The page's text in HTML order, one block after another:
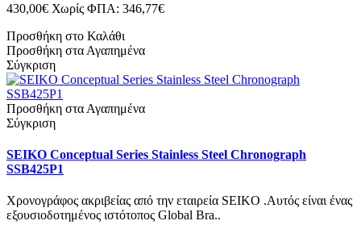
430,00€ Χωρίς ΦΠΑ: 346,77€
Προσθήκη στο Καλάθι
Προσθήκη στα Αγαπημένα
Σύγκριση
Προσθήκη στα Αγαπημένα
Σύγκριση
SEIKO Conceptual Series Stainless Steel Chronograph
SSB425P1
Χρονογράφος ακριβείας από την εταιρεία SEIKO .Αυτός είναι ένας
εξουσιοδοτημένος ιστότοπος Global Bra..